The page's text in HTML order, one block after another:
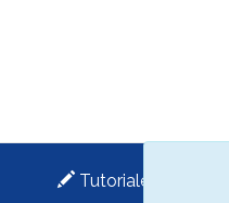
Tutoriales